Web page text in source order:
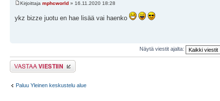
Kirjoittaja mphcworld » 16.11.2020 18:28
ykz bizze juotu en hae lisää vai haenko
Näytä viestit ajalta:
Lähetä vastaus
Paluu Yleinen keskustelu alue